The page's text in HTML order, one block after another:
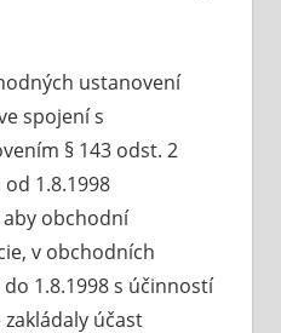
ustanovení
spojení s
§ 143 odst. 2
1.8.1998
obchodní
v obchodních
1.8.1998 s účinností
zakládaly účast